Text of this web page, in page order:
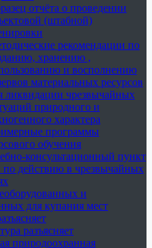
отчёта о проведении
(штабной)
рекомендации по
хранению ,
и восполнению
материальных ресурсов
ликвидации чрезвычайных
природного и
характера
программы
обучения
консультационный пункт
действию в чрезвычайных
и
для купания мест
разъясняет
природоохранная